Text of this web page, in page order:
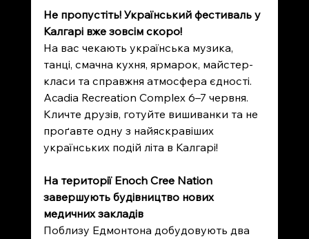
Не пропустіть! Український фестиваль у
Калгарі вже зовсім скоро!
На вас чекають українська музика,
танці, смачна кухня, ярмарок, майстер-
класи та справжня атмосфера єдності.
Acadia Recreation Complex 6–7 червня.
Кличте друзів, готуйте вишиванки та не
проґавте одну з найяскравіших
українських подій літа в Калгарі!
На території Enoch Cree Nation
завершують будівництво нових
медичних закладів
Поблизу Едмонтона добудовують два